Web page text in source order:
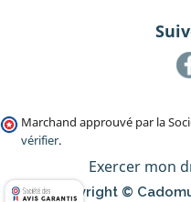
Marchand approuvé par la
vérifier.
Exercer mon
Copyright ©